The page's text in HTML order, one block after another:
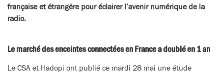
française et étrangère pour éclairer l’avenir numérique de la
radio.
Le marché des enceintes connectées en France a doublé en 1 an
Le CSA et Hadopi ont publié ce mardi 28 mai une étude